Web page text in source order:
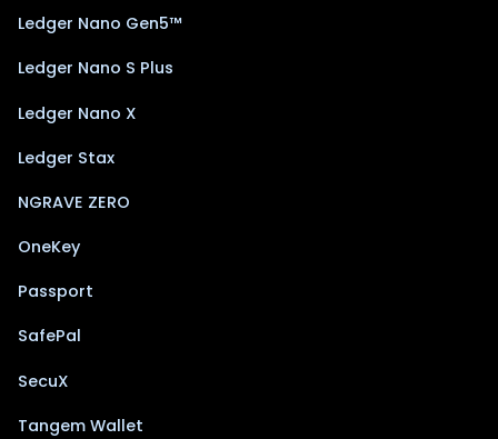
Ledger Nano Gen5™
Ledger Nano S Plus
Ledger Nano X
Ledger Stax
NGRAVE ZERO
OneKey
Passport
SafePal
SecuX
Tangem Wallet